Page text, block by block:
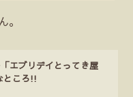
エブリデイとってき屋
ところ!!